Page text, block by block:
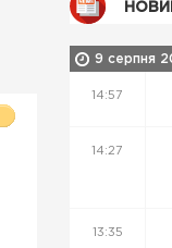
9 серпня
14:57
14:27
13:35